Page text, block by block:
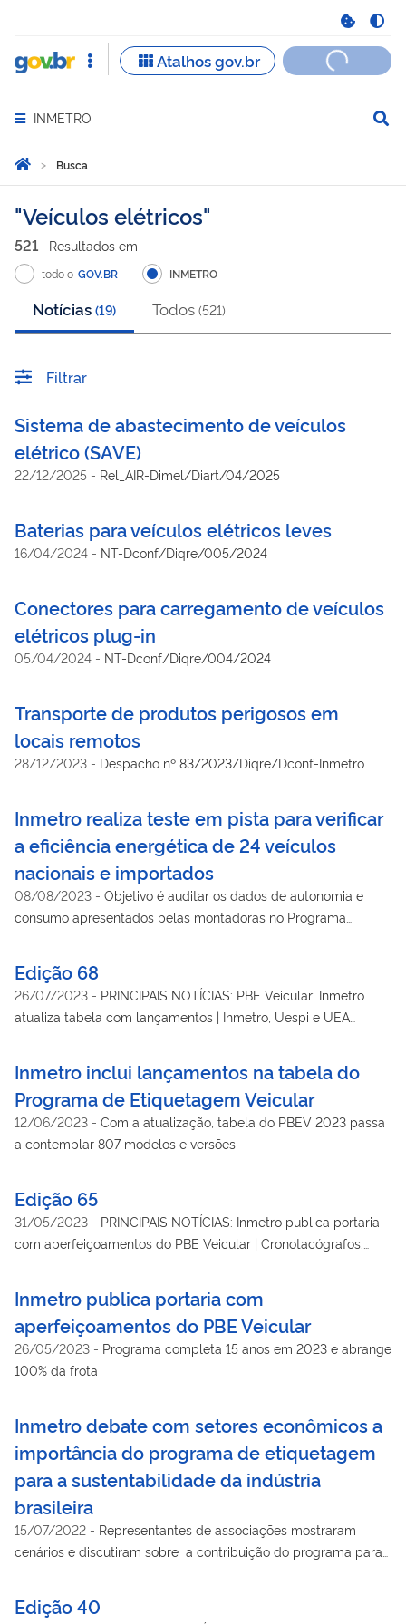
Abrir menu principal de navegação
INMETRO
Você está aqui:
Página Inicial
Busca
Busca
Veículos elétricos
521 Resultados em
todo o GOV.BR INMETRO
Notícias (19) Todos (521)
Filtrar
Sistema de abastecimento de veículos
elétrico (SAVE)
22/12/2025 - Rel_AIR-Dimel/Diart/04/2025
Baterias para veículos elétricos leves
16/04/2024 - NT-Dconf/Diqre/005/2024
Conectores para carregamento de veículos
elétricos plug-in
05/04/2024 - NT-Dconf/Diqre/004/2024
Transporte de produtos perigosos em
locais remotos
28/12/2023 - Despacho nº 83/2023/Diqre/Dconf-Inmetro
Inmetro realiza teste em pista para verificar
a eficiência energética de 24 veículos
nacionais e importados
08/08/2023 - Objetivo é auditar os dados de autonomia e
consumo apresentados pelas montadoras no Programa
Edição 68
26/07/2023 - PRINCIPAIS NOTÍCIAS: PBE Veicular: Inmetro
atualiza tabela com lançamentos | Inmetro, Uespi e UEA
neocubes são um perigo às crianças | PELO BRASIL: Ipem-MG
alerta população sobre a atuação de falsos fiscais | Segundo
Ipem-SP, bomba medidora de combustíveis lidera a
quantidade de reclamações | Ipem completa 20 anos de
Inmetro inclui lançamentos na tabela do
Programa de Etiquetagem Veicular
12/06/2023 - Com a atualização, tabela do PBEV 2023 passa
a contemplar 807 modelos e versões
Edição 65
31/05/2023 - PRINCIPAIS NOTÍCIAS: Inmetro publica portaria
com aperfeiçoamentos do PBE Veicular | Cronotacógrafos:
recolhe 1.289 brinquedos em fiscalização no comércio de
Manaus | Fiscais do Ipem-ES apreendem extensões elétricas
irregulares | Ipem-SP verifica veículos que transportam
produtos perigosos
Inmetro publica portaria com
aperfeiçoamentos do PBE Veicular
26/05/2023 - Programa completa 15 anos em 2023 e abrange
100% da frota
Inmetro debate com setores econômicos a
importância do programa de etiquetagem
para a sustentabilidade da indústria
brasileira
15/07/2022 - Representantes de associações mostraram
cenários e discutiram sobre a contribuição do programa para
Edição 40